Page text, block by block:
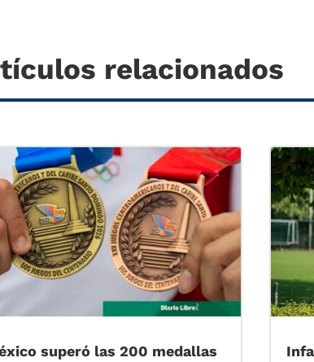
relacionados
superó las 200 medallas